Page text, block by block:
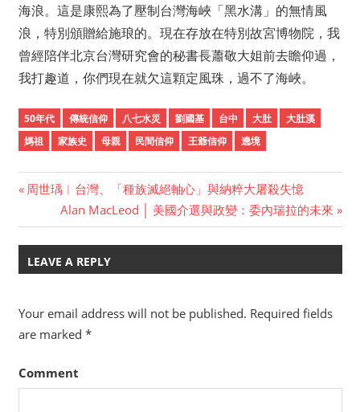
海浪。這是康熙為了壓制台灣海峽「黑水溝」的無情風
浪，特別頒贈給施琅的。現在存放在特別故宮博物院，我
曾經陪伴北京台灣研究會的秘書長蕭敬大姐前去瞻仰過，
我打趣道，你們現在就欠這顆定風珠，過不了海峽。
50年代 傳統信仰 八七水災 劉國基 台中 大肚
大肚溪
媽祖
家族史 母親 民間信仰 王爺信仰 遶境
Post
navigation
Previous
周世瑀︱台灣、「種族滅絕軸心」與納粹大屠殺失憶
Next
Post:
Alan MacLeod │ 美國介選與政變：委內瑞拉的未來
LEAVE A REPLY
Your email address will not be published. Required fields
are marked *
Comment